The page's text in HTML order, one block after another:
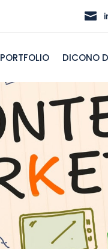
PORTFOLIO DICONO
